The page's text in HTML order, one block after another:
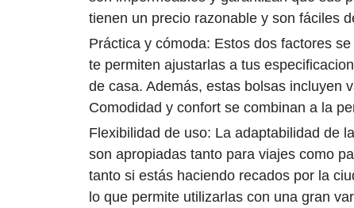
tienen un precio razonable y son fáciles
Práctica y cómoda: Estos dos factores
te permiten ajustarlas a tus
de casa. Además, estas bolsas incluyen
Comodidad y confort se combinan a la
Flexibilidad de uso: La adaptabilidad de
son apropiadas tanto para viajes como
tanto si estás haciendo recados por la
lo que permite utilizarlas con una gran